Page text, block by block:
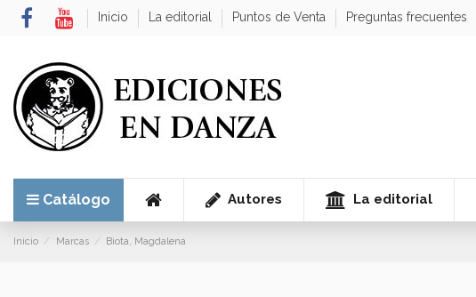
Inicio La editorial Puntos de Venta Preguntas frecuentes
Catálogo Autores La editorial
Inicio Marcas Biota, Magdalena